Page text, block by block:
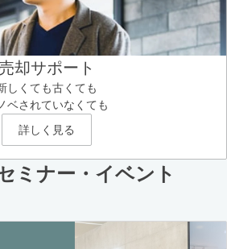
却サポート
しくても古くても
ベされていなくても
詳しく見る
ミナー・イベント